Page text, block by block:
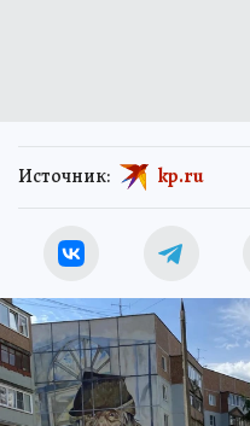
Источник: kp.ru